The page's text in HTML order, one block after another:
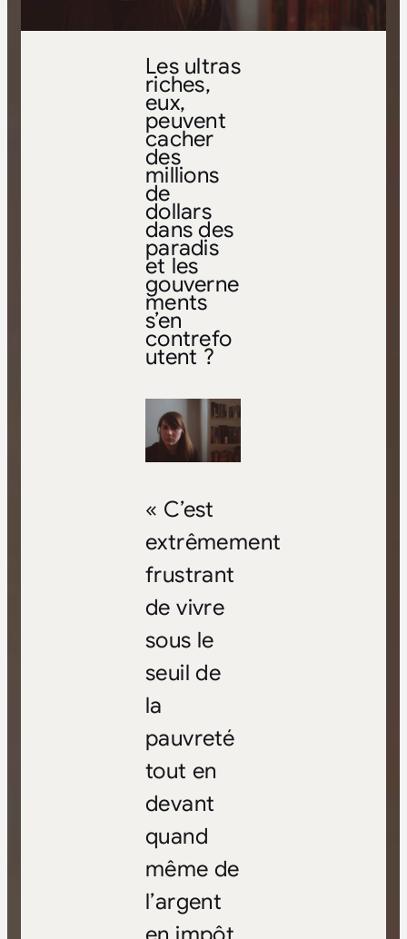
Les ultras
riches,
eux,
peuvent
cacher
des
millions
de
dollars
dans des
paradis
et les
gouverne
ments
s’en
contrefo
utent ?
« C’est
extrêmement
frustrant
de vivre
sous le
seuil de
la
pauvreté
tout en
devant
quand
même de
l’argent